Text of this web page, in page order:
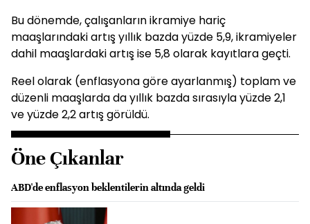
Bu dönemde, çalışanların ikramiye hariç
maaşlarındaki artış yıllık bazda yüzde 5,9, ikramiyeler
dahil maaşlardaki artış ise 5,8 olarak kayıtlara geçti.
Reel olarak (enflasyona göre ayarlanmış) toplam ve
düzenli maaşlarda da yıllık bazda sırasıyla yüzde 2,1
ve yüzde 2,2 artış görüldü.
Öne Çıkanlar
ABD'de enflasyon beklentilerin altında geldi